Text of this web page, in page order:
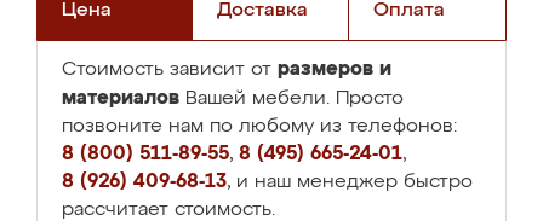
Цена Доставка Оплата
Стоимость зависит от размеров и
материалов Вашей мебели. Просто
позвоните нам по любому из телефонов:
8 (800) 511-89-55, 8 (495) 665-24-01,
8 (926) 409-68-13, и наш менеджер быстро
рассчитает стоимость.